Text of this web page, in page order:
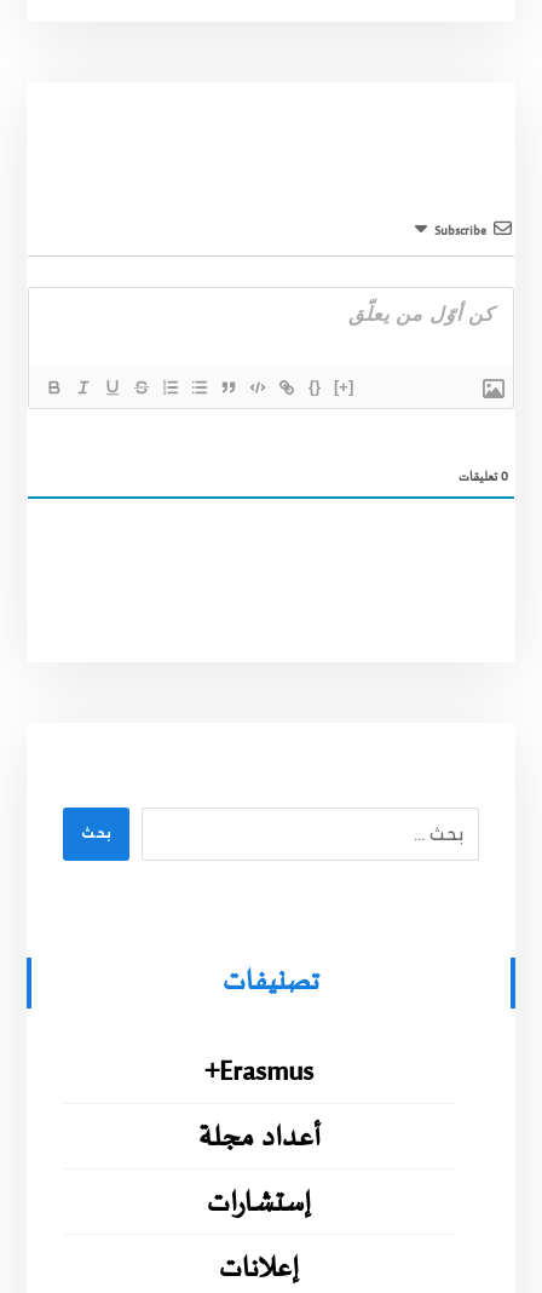
Subscribe
{} [+]
0تعليقات
بحث
تصنيفات
Erasmus+
أعداد مجلة
إستشارات
إعلانات